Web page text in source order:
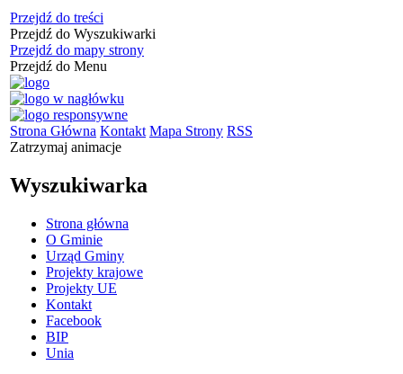
Przejdź do treści
Przejdź do Wyszukiwarki
Przejdź do mapy strony
Przejdź do Menu
Strona Główna Kontakt Mapa Strony RSS
Zatrzymaj animacje
Wyszukiwarka
Strona główna
O Gminie
Urząd Gminy
Projekty krajowe
Projekty UE
Kontakt
Facebook
BIP
Unia